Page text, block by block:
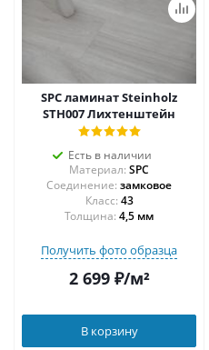
SPC ламинат Steinholz
STH007 Лихтенштейн
Есть в наличии
Материал: SPC
Соединение: замковое
43
Толщина: 4,5 мм
Получить фото образца
2 699₽/м²
В корзину